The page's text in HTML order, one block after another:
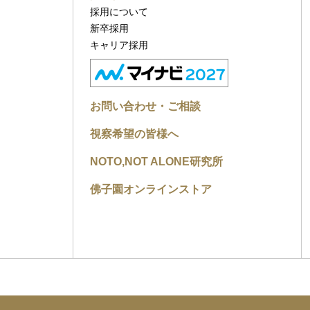
採用について
新卒採用
キャリア採用
お問い合わせ・ご相談
視察希望の皆様へ
NOTO,NOT ALONE研究所
佛子園オンラインストア